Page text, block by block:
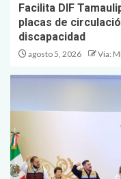
Facilita DIF
placas de
discapacidad
agosto 5, 2026 Vía: